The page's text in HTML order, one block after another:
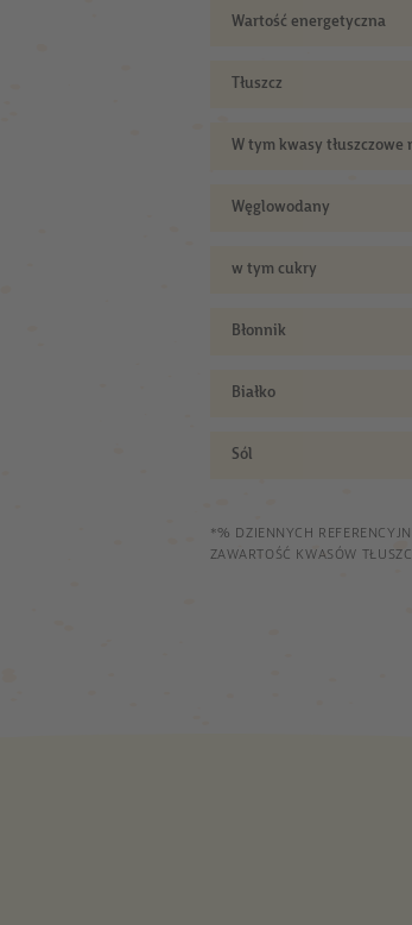
Wartość energetyczna
Tłuszcz
W tym kwasy tłuszczowe
Węglowodany
w tym cukry
Błonnik
Białko
Sól
*% DZIENNYCH
ZAWARTOŚĆ KWASÓW